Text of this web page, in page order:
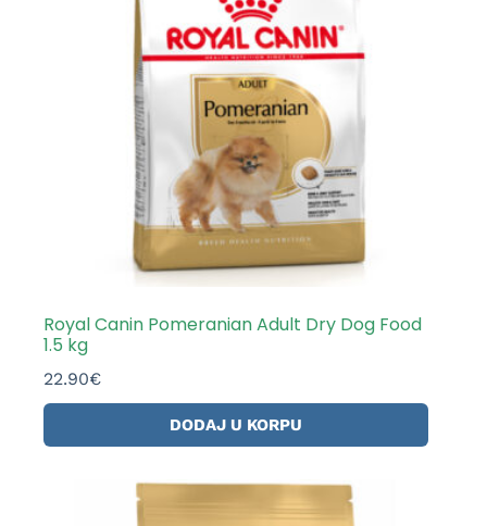
Royal Canin Pomeranian Adult Dry Dog Food
1.5 kg
22.90€
DODAJ U KORPU